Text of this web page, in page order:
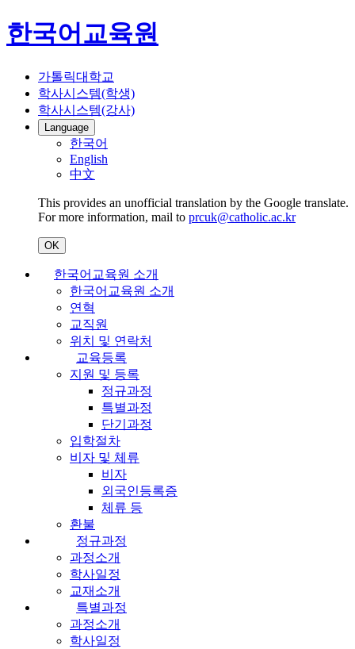
한국어교육원
가톨릭대학교
학사시스템(학생)
학사시스템(강사)
Language
한국어
English
中文
This provides an unofficial translation by the Google translate.
For more information, mail to prcuk@catholic.ac.kr
OK
한국어교육원 소개
한국어교육원 소개
연혁
교직원
위치 및 연락처
교육등록
지원 및 등록
정규과정
특별과정
단기과정
입학절차
비자 및 체류
비자
외국인등록증
체류 등
환불
정규과정
과정소개
학사일정
교재소개
특별과정
과정소개
학사일정